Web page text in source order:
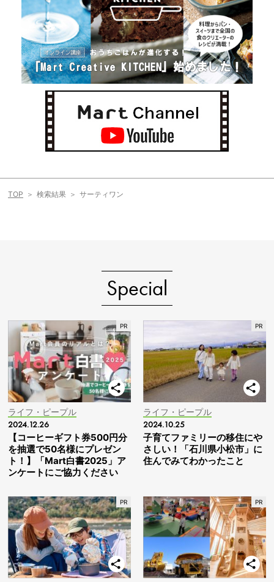
TOP 検索結果 サーティワン
Special
ライフ・ピープル
2024.12.26
【コーヒーギフト券500円分
を抽選で50名様にプレゼン
ト！】「Mart白書2025」ア
ンケートにご協力ください
ライフ・ピープル
2024.10.25
子育てファミリーの移住にや
さしい！「石川県小松市」に
住んでみてわかったこと